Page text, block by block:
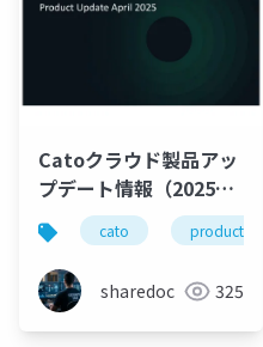
Catoクラウド製品アッ
プデート情報（2025年
4月版）cato
sharedoc 325